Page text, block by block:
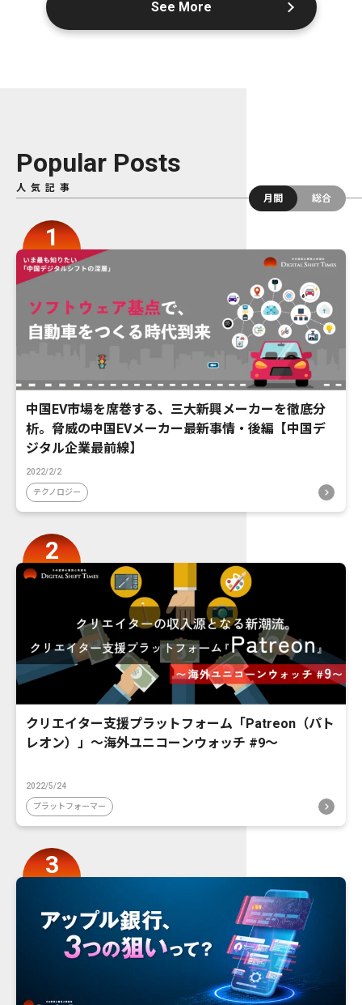
See More
Popular Posts
人気記事
月間
総合
中国EV市場を席巻する、三大新興メーカーを徹底分
析。脅威の中国EVメーカー最新事情・後編【中国デ
ジタル企業最前線】
2022/2/2
テクノロジー
クリエイター支援プラットフォーム「Patreon（パト
レオン）」〜海外ユニコーンウォッチ #9〜
2022/5/24
プラットフォーマー